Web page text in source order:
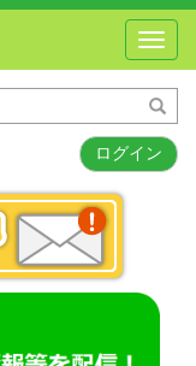
ログイン